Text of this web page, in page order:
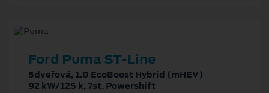
Ford Puma ST-Line
5dveřová, 1.0 EcoBoost Hybrid (mHEV)
92 kW/125 k, 7st. Powershift